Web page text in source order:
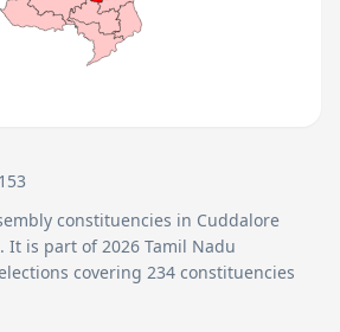
153
constituencies in Cuddalore
is part of 2026 Tamil Nadu
covering 234 constituencies